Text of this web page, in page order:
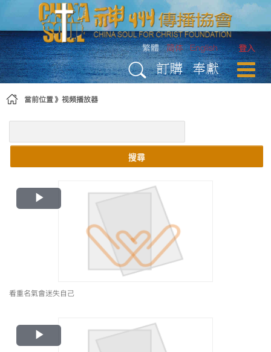
略過到內容
登入
繁體 简体 English
訂購 奉獻
當前位置 视频播放器
搜尋
Play
Video
看重名氣會迷失自己
Play